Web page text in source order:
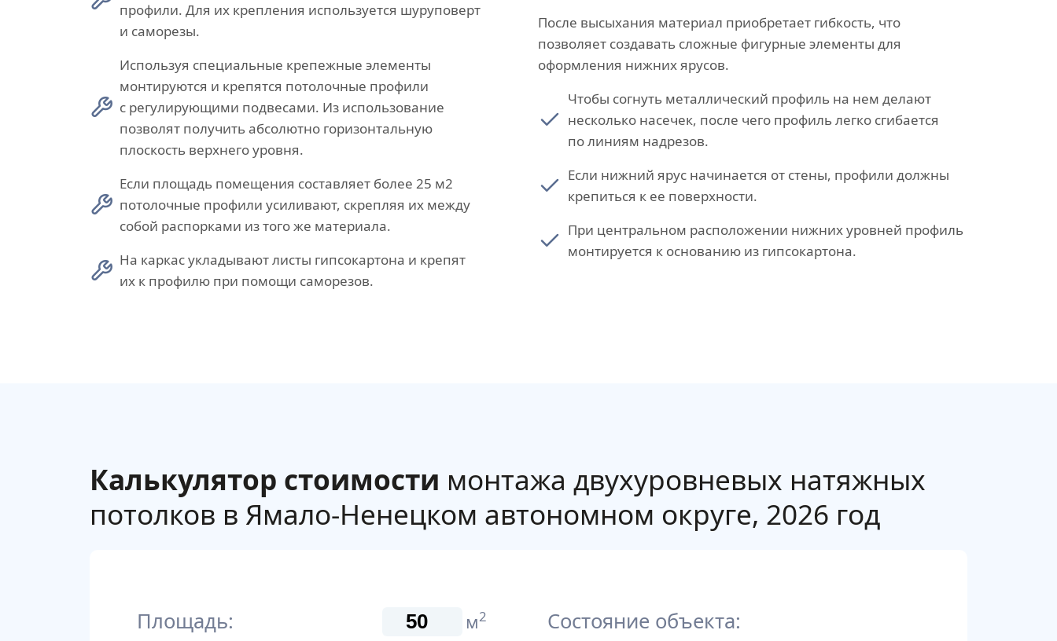
профили. Для их крепления используется шуруповерт
и саморезы.
Используя специальные крепежные элементы
монтируются и крепятся потолочные профили
с регулирующими подвесами. Из использование
позволят получить абсолютно горизонтальную
плоскость верхнего уровня.
Если площадь помещения составляет более 25 м2
потолочные профили усиливают, скрепляя их между
собой распорками из того же материала.
На каркас укладывают листы гипсокартона и крепят
их к профилю при помощи саморезов.
После высыхания материал приобретает гибкость, что
позволяет создавать сложные фигурные элементы для
оформления нижних ярусов.
Чтобы согнуть металлический профиль на нем делают
несколько насечек, после чего профиль легко сгибается
по линиям надрезов.
Если нижний ярус начинается от стены, профили должны
крепиться к ее поверхности.
При центральном расположении нижних уровней профиль
монтируется к основанию из гипсокартона.
Калькулятор стоимости монтажа двухуровневых натяжных
потолков в Ямало-Ненецком автономном округе, 2026 год
Площадь: м2 Состояние объекта: